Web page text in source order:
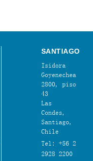
SANTIAGO
Isidora
Goyenechea
2800, piso
43
Las
Condes,
Santiago,
Chile
Tel: +56 2
2928 2200